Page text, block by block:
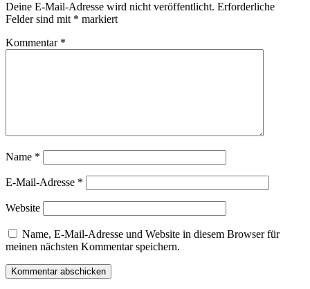
Deine E-Mail-Adresse wird nicht veröffentlicht. Erforderliche
Felder sind mit * markiert
Kommentar *
Name *
E-Mail-Adresse *
Website
Name, E-Mail-Adresse und Website in diesem Browser für
meinen nächsten Kommentar speichern.